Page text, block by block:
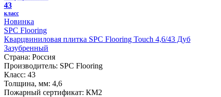
43
класс
Новинка
SPC Flooring
Кварцвиниловая плитка SPC Flooring Touch 4,6/43 Дуб
Зазубренный
Страна: Россия
Производитель: SPC Flooring
Класс: 43
Толщина, мм: 4,6
Пожарный сертификат: КМ2